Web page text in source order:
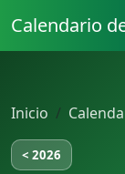
Calendario
Inicio
< 2026